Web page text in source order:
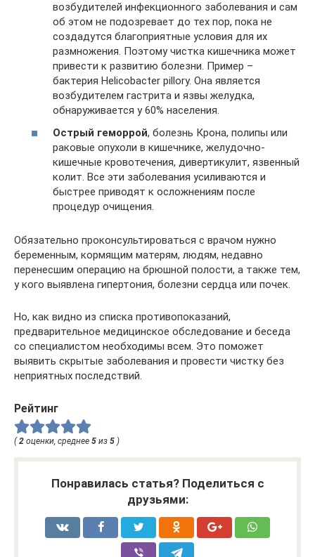
возбудителей инфекционного заболевания и сам
об этом не подозревает до тех пор, пока не
создадутся благоприятные условия для их
размножения. Поэтому чистка кишечника может
привести к развитию болезни. Пример –
бактерия Helicobacter pillory. Она является
возбудителем гастрита и язвы желудка,
обнаруживается у 60% населения.
Острый геморрой, болезнь Крона, полипы или
раковые опухоли в кишечнике, желудочно-
кишечные кровотечения, дивертикулит, язвенный
колит. Все эти заболевания усиливаются и
быстрее приводят к осложнениям после
процедур очищения.
Обязательно проконсультироваться с врачом нужно
беременным, кормящим матерям, людям, недавно
перенесшим операцию на брюшной полости, а также тем,
у кого выявлена гипертония, болезни сердца или почек.
Но, как видно из списка противопоказаний,
предварительное медицинское обследование и беседа
со специалистом необходимы всем. Это поможет
выявить скрытые заболевания и провести чистку без
неприятных последствий.
Рейтинг
( 2 оценки, среднее 5 из 5 )
Понравилась статья? Поделиться с
друзьями: